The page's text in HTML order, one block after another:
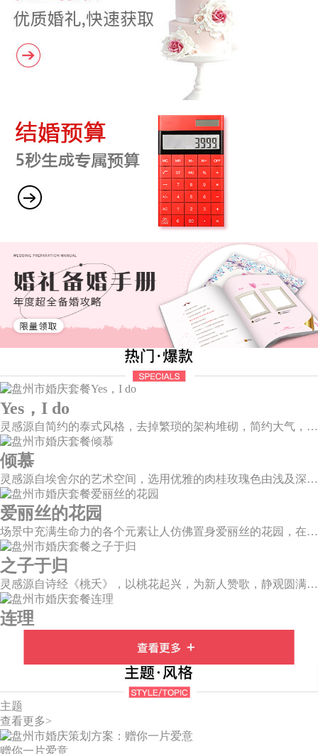
Yes，I do
灵感源自简约的泰式风格，去掉繁琐的架构堆砌，简约大气，雪山白与玛莎拉红的色彩碰撞，打造一种温馨明亮的感觉。
倾慕
灵感源自埃舍尔的艺术空间，选用优雅的肉桂玫瑰色由浅及深层层浸润，尽显复古柔情。婚礼以解构主义的风格，呈现不规则几何形状多种角度的拼合，带来丰富的视觉层次。
爱丽丝的花园
场景中充满生命力的各个元素让人仿佛置身爱丽丝的花园，在灼灼夏日迎面扑来一袭凉风，想化身精灵仙子，在瑰丽绚烂的花园里起舞。
之子于归
灵感源自诗经《桃夭》，以桃花起兴，为新人赞歌，静观圆满和乐的东方情调；山水院落，书香雅意，在古韵臻境间晕染缱绻深情。
连理
主题
查看更多>
赠你一片爱意